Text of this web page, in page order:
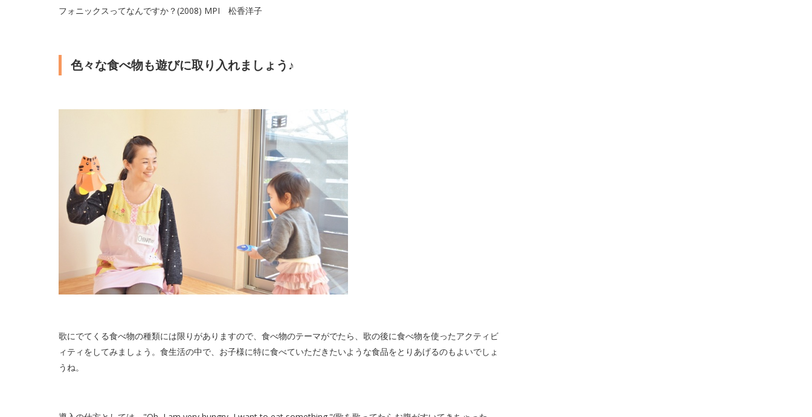
フォニックスってなんですか？(2008) MPI 松香洋子
色々な食べ物も遊びに取り入れましょう♪
歌にでてくる食べ物の種類には限りがありますので、食べ物のテーマがでたら、歌の後に食べ物を使ったアクティビ
ィティをしてみましょう。食生活の中で、お子様に特に食べていただきたいような食品をとりあげるのもよいでしょ
うね。